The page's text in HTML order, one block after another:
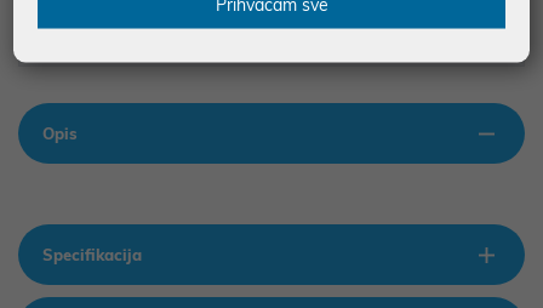
Opis
Specifikacija
Prihvaćam sve